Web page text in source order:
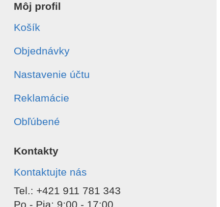
Môj profil
Košík
Objednávky
Nastavenie účtu
Reklamácie
Obľúbené
Kontakty
Kontaktujte nás
Tel.: +421 911 781 343
Po - Pia: 9:00 - 17:00